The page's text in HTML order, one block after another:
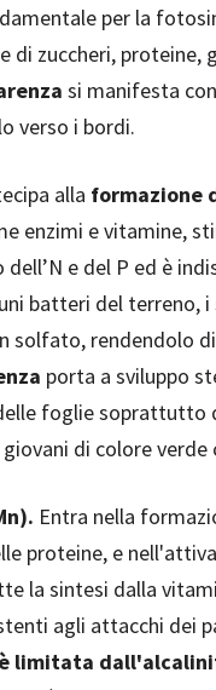
per la
di zuccheri, proteine,
si manifesta
verso i bordi.
alla formazione
enzimi e vitamine,
dell’N e del P ed è
batteri del terreno,
solfato, rendendolo
porta a sviluppo
foglie soprattutto
di colore verde
Entra nella
proteine, e
la sintesi dalla
agli attacchi dei
limitata